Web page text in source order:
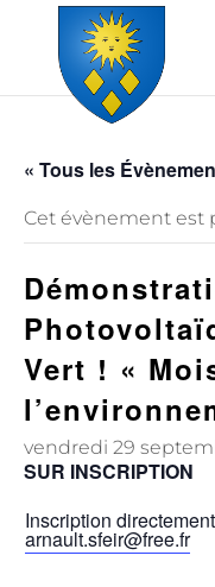
Skip to content
« Tous les
Cet évènement est
Vert ! «
vendredi 29
SUR INSCRIPTION
Inscription
arnault.sfeir@free.fr